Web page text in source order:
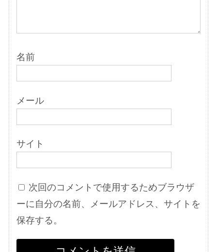
名前
メール
サイト
次回のコメントで使用するためブラウザ
ーに自分の名前、メールアドレス、サイトを
保存する。